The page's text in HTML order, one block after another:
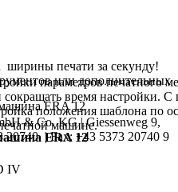
параметров печатного
время настройки.
положения шаблона по
машине.
ERA 12
ширины печати за секунду!
или дополнительных
& Co. KG | Giessenweg 9,
20740 | Fax: +43 5373 20740 9